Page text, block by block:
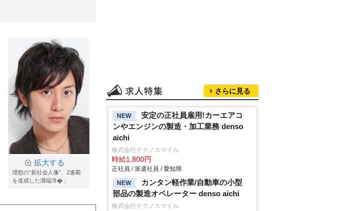
拡大する
理想の“新社会人像”、2連覇
を達成した溝端淳�；
さらに見る
NEW
安定の正社員雇用!カーエアコ
ンやエンジンの製造・加工業務 denso
aichi
株式会社テクノスマイル
時給1,800円
正社員 / 派遣社員 / 愛知県
NEW
カンタン軽作業/自動車の小型
部品の製造オペレーター denso aichi
株式会社テクノスマイル